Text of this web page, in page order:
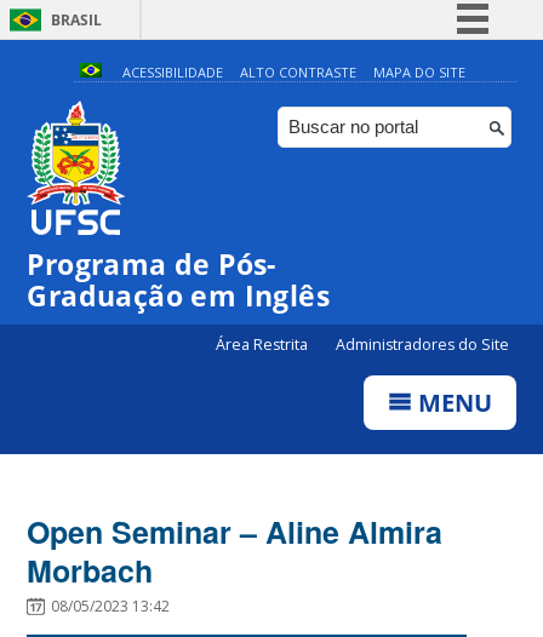
BRASIL
Simplifique!
Comunica BR
Participe
ACESSIBILIDADE ALTO CONTRASTE MAPA DO SITE
Programa de Pós-
Graduação em Inglês
Área Restrita Administradores do Site
MENU
Open Seminar – Aline Almira
Morbach
08/05/2023 13:42